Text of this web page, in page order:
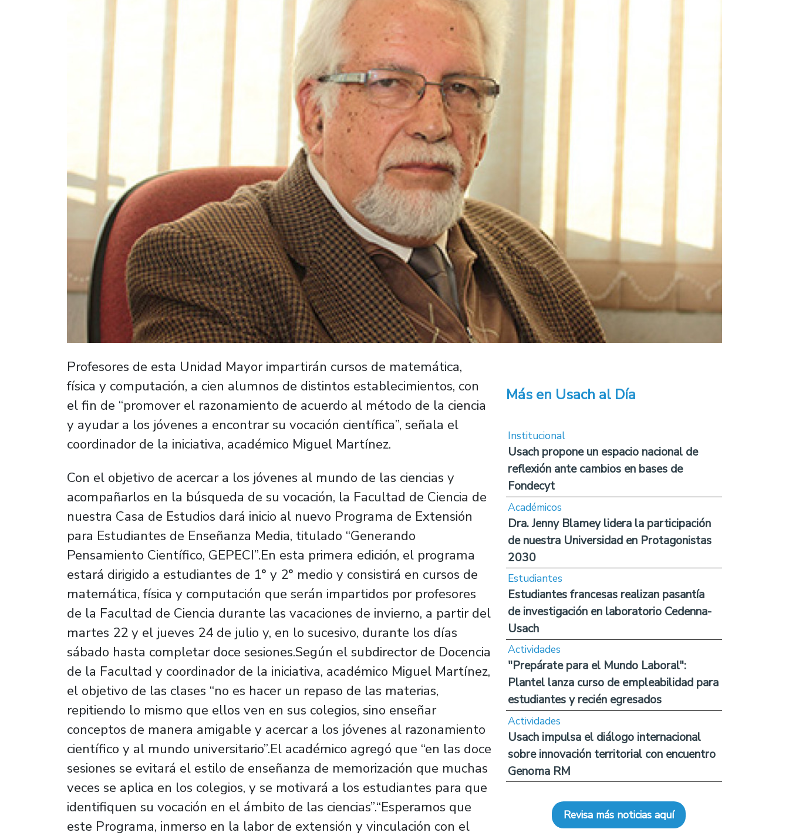
Profesores de esta Unidad Mayor impartirán cursos de matemática,
física y computación, a cien alumnos de distintos establecimientos, con
el fin de “promover el razonamiento de acuerdo al método de la ciencia
y ayudar a los jóvenes a encontrar su vocación científica”, señala el
coordinador de la iniciativa, académico Miguel Martínez.
Con el objetivo de acercar a los jóvenes al mundo de las ciencias y
acompañarlos en la búsqueda de su vocación, la Facultad de Ciencia de
nuestra Casa de Estudios dará inicio al nuevo Programa de Extensión
para Estudiantes de Enseñanza Media, titulado “Generando
Pensamiento Científico, GEPECI”.En esta primera edición, el programa
estará dirigido a estudiantes de 1° y 2° medio y consistirá en cursos de
matemática, física y computación que serán impartidos por profesores
de la Facultad de Ciencia durante las vacaciones de invierno, a partir del
martes 22 y el jueves 24 de julio y, en lo sucesivo, durante los días
sábado hasta completar doce sesiones.Según el subdirector de Docencia
de la Facultad y coordinador de la iniciativa, académico Miguel Martínez,
el objetivo de las clases “no es hacer un repaso de las materias,
repitiendo lo mismo que ellos ven en sus colegios, sino enseñar
conceptos de manera amigable y acercar a los jóvenes al razonamiento
científico y al mundo universitario”.El académico agregó que “en las doce
sesiones se evitará el estilo de enseñanza de memorización que muchas
veces se aplica en los colegios, y se motivará a los estudiantes para que
identifiquen su vocación en el ámbito de las ciencias”.“Esperamos que
este Programa, inmerso en la labor de extensión y vinculación con el
Más en Usach al Día
Institucional
Usach propone un espacio nacional de
reflexión ante cambios en bases de
Fondecyt
Académicos
Dra. Jenny Blamey lidera la participación
de nuestra Universidad en Protagonistas
2030
Estudiantes
Estudiantes francesas realizan pasantía
de investigación en laboratorio Cedenna-
Usach
Actividades
"Prepárate para el Mundo Laboral":
Plantel lanza curso de empleabilidad para
estudiantes y recién egresados
Actividades
Usach impulsa el diálogo internacional
sobre innovación territorial con encuentro
Genoma RM
Revisa más noticias aquí